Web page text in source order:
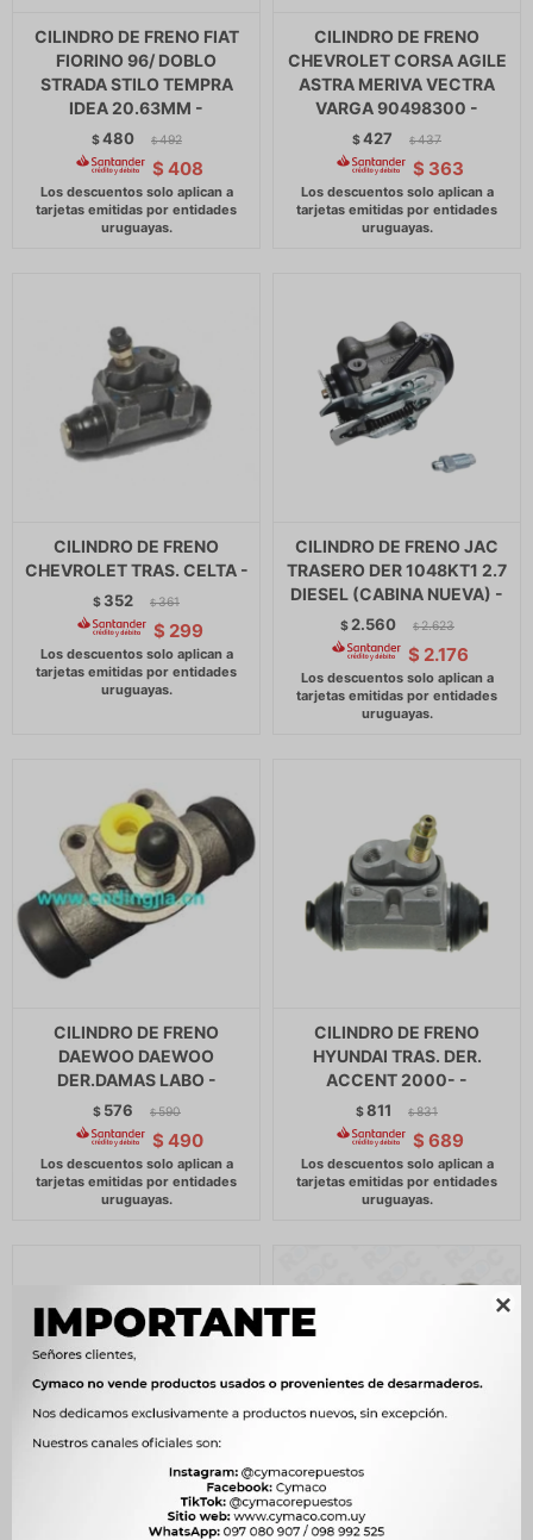

CILINDRO DE FRENO FIAT
FIORINO 96/ DOBLO
STRADA STILO TEMPRA
IDEA 20.63MM -
$480 $ 492
$ 408
CILINDRO DE FRENO
CHEVROLET CORSA AGILE
ASTRA MERIVA VECTRA
VARGA 90498300 -
$427 $ 437
$ 363
CILINDRO DE FRENO
CHEVROLET TRAS. CELTA -
$ 352 $ 361
$ 299
CILINDRO DE FRENO JAC
TRASERO DER 1048KT1 2.7
DIESEL (CABINA NUEVA) -
$ 2.560 $ 2.623
$ 2.176
CILINDRO DE FRENO
DAEWOO DAEWOO
DER.DAMAS LABO -
$ 576 $ 590
$ 490
CILINDRO DE FRENO
HYUNDAI TRAS. DER.
ACCENT 2000- -
$811 $ 831
$ 689
CILINDRO DE FRENO
CILINDRO DE FRENO KIA